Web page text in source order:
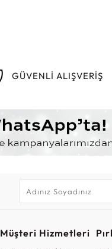
GÜVENLİ ALIŞVERİŞ
Müşteri Hizmetleri